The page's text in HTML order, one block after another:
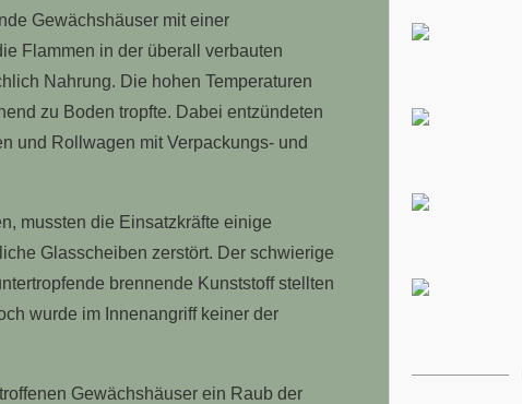
Gewächshäuser mit einer
Flammen in der überall verbauten
Nahrung. Die hohen Temperaturen
zu Boden tropfte. Dabei entzündeten
und Rollwagen mit Verpackungs- und
mussten die Einsatzkräfte einige
Glasscheiben zerstört. Der schwierige
brennende Kunststoff stellten
wurde im Innenangriff keiner der
Gewächshäuser ein Raub der